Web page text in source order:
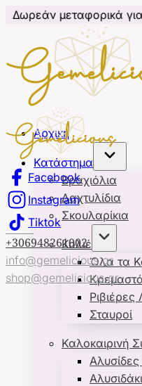
για
Αρχική
Κατάστημα
Βραχιόλια
Δαχτυλίδια
Σκουλαρίκια
Κολιέ
Όλα τα
Ριβιέρες
Σταυροί
Καλοκαιρινή
Facebook
Instagram
Tiktok
+306948261002
info@gemelicious.gr
shop@gemelicious.gr